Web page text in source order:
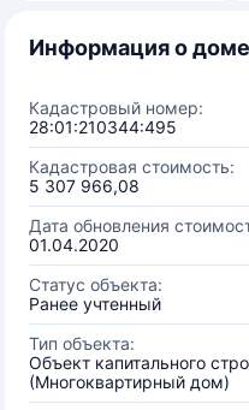
Информация о доме
Кадастровый номер:
28:01:210344:495
Кадастровая стоимость:
5 307 966,08
Дата обновления
01.04.2020
Статус объекта:
Ранее учтенный
Тип объекта:
Объект капитального
(Многоквартирный дом)